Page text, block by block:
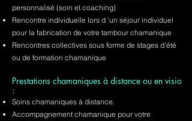
personnalisé (soin et coaching)
Rencontre individuelle lors d 'un séjour individuel
pour la fabrication de votre tambour chamanique
Rencontres collectives sous forme de stages d'été
ou de formation chamanique
Prestations chamaniques à distance ou en visio
:
Soins chamaniques à distance.
Accompagnement chamanique pour votre